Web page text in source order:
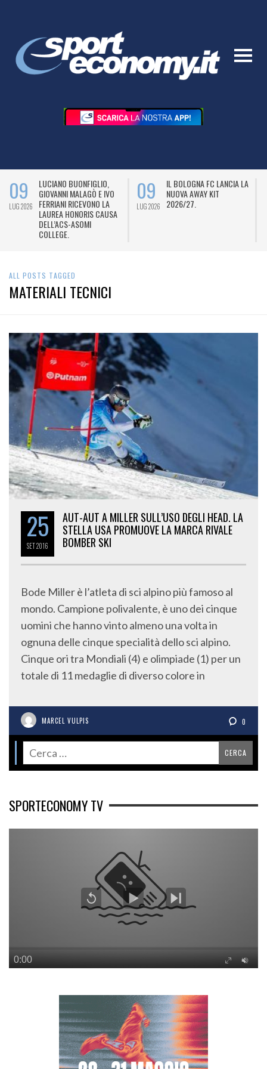
09
LUG 2026
LUCIANO BUONFIGLIO,
GIOVANNI MALAGÒ E IVO
FERRIANI RICEVONO LA
LAUREA HONORIS CAUSA
DELL’ACS-ASOMI
COLLEGE.
09
LUG 2026
IL BOLOGNA FC LANCIA LA
NUOVA AWAY KIT
2026/27.
ALL POSTS TAGGED
MATERIALI TECNICI
25
SET2016
AUT-AUT A MILLER SULL’USO DEGLI HEAD. LA
STELLA USA PROMUOVE LA MARCA RIVALE
BOMBER SKI
Bode Miller è l’atleta di sci alpino più famoso al
mondo. Campione polivalente, è uno dei cinque
uomini che hanno vinto almeno una volta in
ognuna delle cinque specialità dello sci alpino.
Cinque ori tra Mondiali (4) e olimpiade (1) per un
totale di 11 medaglie di diverso colore in
MARCEL VULPIS 0
SPORTECONOMY TV